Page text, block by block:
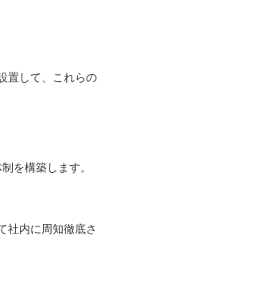
置して、これらの
を構築します。
社内に周知徹底さ